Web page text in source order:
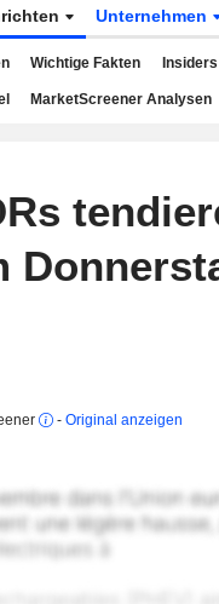
Unternehmen
Wichtige Fakten Insiders
MarketScreener Analysen
- Original anzeigen